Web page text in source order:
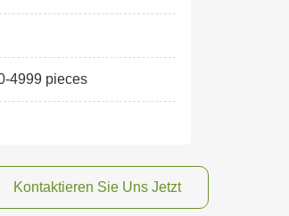
4999 pieces
Kontaktieren Sie Uns Jetzt